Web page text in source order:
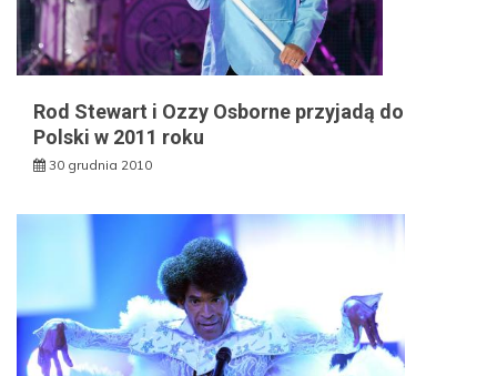
Rod Stewart i Ozzy Osborne przyjadą do
Polski w 2011 roku
30 grudnia 2010